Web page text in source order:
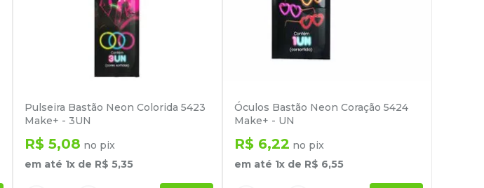
Pulseira Bastão Neon Colorida 5423
Make+ - 3UN
R$ 5,08 no pix
em até 1x de R$ 5,35
Óculos Bastão Neon Coração 5424
Make+ - UN
R$ 6,22 no pix
em até 1x de R$ 6,55